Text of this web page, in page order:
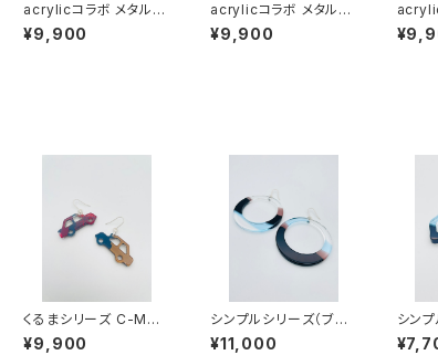
acrylicコラボ メタルシ
リーズ（ブラック系）AM
B-MM24001
¥9,900
acrylicコラボ メタルシ
リーズ（ブラック系）AM
B-MM24006
¥9,900
リーズ
B-
くるまシリーズ C-MM2
5002
¥9,900
シンプルシリーズ（ブル
ー系）SB-SS23008
¥11,000
シン
ー系